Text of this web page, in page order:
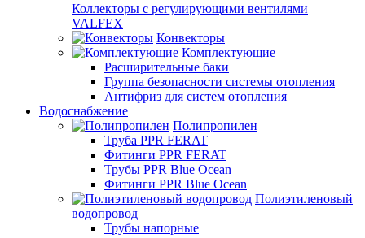
Коллекторы с регулирующими вентилями
VALFEX
Конвекторы
Комплектующие
Расширительные баки
Группа безопасности системы отопления
Антифриз для систем отопления
Водоснабжение
Полипропилен
Труба PPR FERAT
Фитинги PPR FERAT
Трубы PPR Blue Ocean
Фитинги PPR Blue Ocean
Полиэтиленовый
водопровод
Трубы напорные